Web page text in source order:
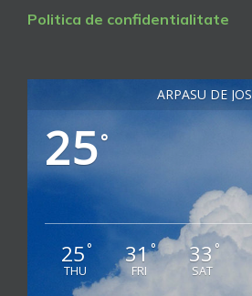
Politica de confidentialitate
ARPASU DE JOS
25°
25°
THU
31°
FRI
33°
SAT